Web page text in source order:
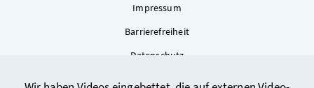
Impressum
Barrierefreiheit
Datenschutz